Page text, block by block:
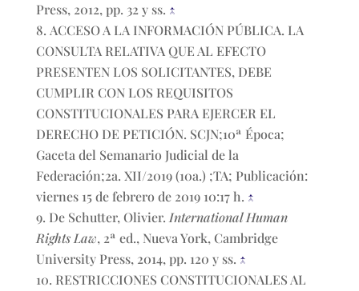
Press, 2012, pp. 32 y ss. ↑
ACCESO A LA INFORMACIÓN PÚBLICA. LA
CONSULTA RELATIVA QUE AL EFECTO
PRESENTEN LOS SOLICITANTES, DEBE
CUMPLIR CON LOS REQUISITOS
CONSTITUCIONALES PARA EJERCER EL
DERECHO DE PETICIÓN. SCJN;10ª Época;
Gaceta del Semanario Judicial de la
Federación;2a. XII/2019 (10a.) ;TA; Publicación:
viernes 15 de febrero de 2019 10:17 h. ↑
De Schutter, Olivier. International Human
Rights Law, 2ª ed., Nueva York, Cambridge
University Press, 2014, pp. 120 y ss. ↑
RESTRICCIONES CONSTITUCIONALES AL